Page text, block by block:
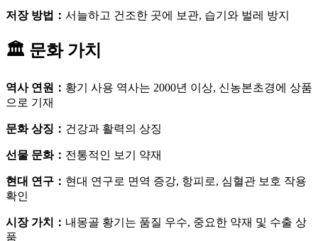
저장 방법 ： 서늘하고 건조한 곳에 보관, 습기와 벌레 방지
🏛️ 문화 가치
역사 연원 ： 황기 사용 역사는 2000년 이상, 신농본초경에 상품
으로 기재
문화 상징 ： 건강과 활력의 상징
선물 문화： 전통적인 보기 약재
현대 연구 ： 현대 연구로 면역 증강, 항피로, 심혈관 보호 작용
확인
시장 가치 ： 내몽골 황기는 품질 우수, 중요한 약재 및 수출 상
품